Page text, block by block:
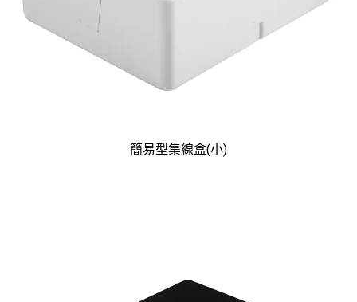
簡易型集線盒(小)